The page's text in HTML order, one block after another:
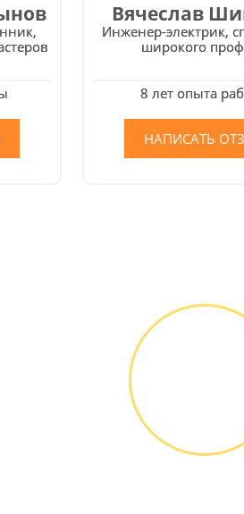
Вячеслав
Инженер-электрик,
широкого
8 лет опыта
НАПИСАТЬ